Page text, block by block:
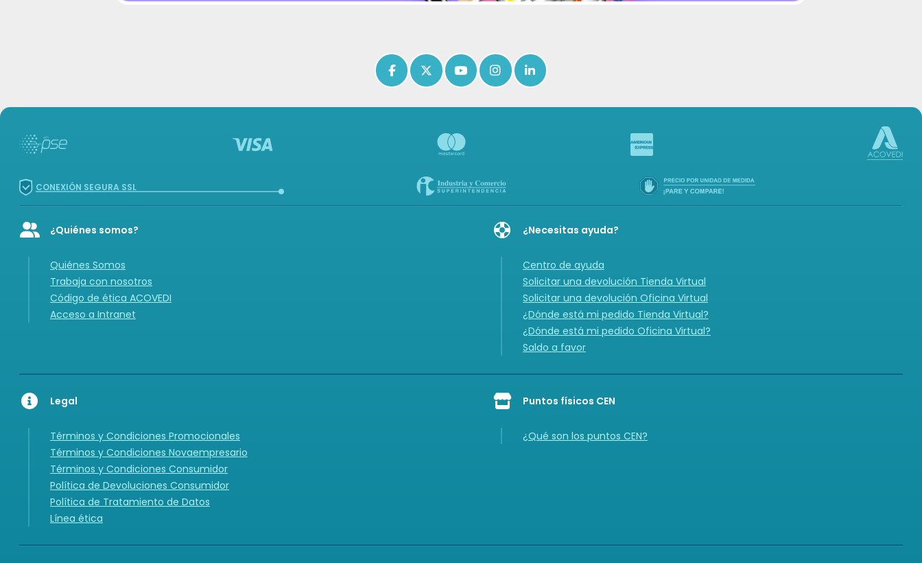
Icon of facebook-f
Icon of x-twitter
Icon of youtube
Icon of instagram
Icon of linkedin-in
CONEXIÓN SEGURA SSL
Icon of user-group
¿Quiénes somos?
Quiénes Somos
Trabaja con nosotros
Código de ética ACOVEDI
Acceso a Intranet
¿Necesitas ayuda?
Centro de ayuda
Solicitar una devolución Tienda Virtual
Solicitar una devolución Oficina Virtual
¿Dónde está mi pedido Tienda Virtual?
¿Dónde está mi pedido Oficina Virtual?
Saldo a favor
Icon of store
Puntos físicos CEN
¿Qué son los puntos CEN?
Legal
Términos y Condiciones Promocionales
Términos y Condiciones Novaempresario
Términos y Condiciones Consumidor
Política de Devoluciones Consumidor
Política de Tratamiento de Datos
Línea ética